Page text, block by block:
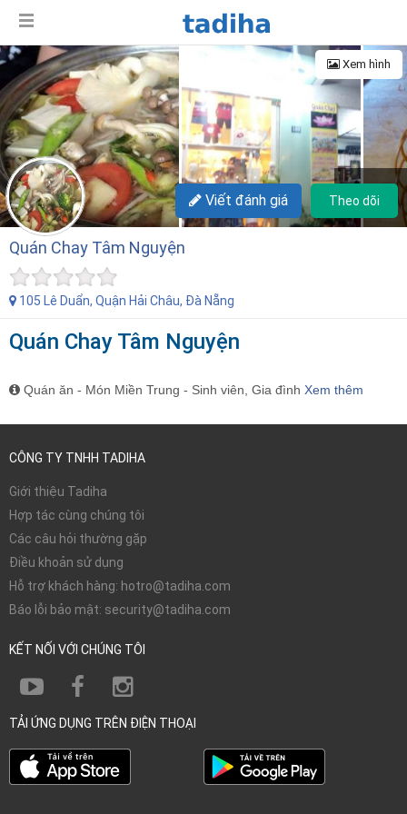
Xem hình
+15
Theo dõi
Viết đánh giá
Quán Chay Tâm Nguyện
105 Lê Duẩn, Quận Hải Châu, Đà Nẵng
Quán Chay Tâm Nguyện
Quán ăn - Món Miền Trung - Sinh viên, Gia đình Xem thêm
CÔNG TY TNHH TADIHA
Giới thiệu Tadiha
Hợp tác cùng chúng tôi
Các câu hỏi thường gặp
Điều khoản sử dụng
Hỗ trợ khách hàng: hotro@tadiha.com
Báo lỗi bảo mật: security@tadiha.com
KẾT NỐI VỚI CHÚNG TÔI
TẢI ỨNG DỤNG TRÊN ĐIỆN THOẠI